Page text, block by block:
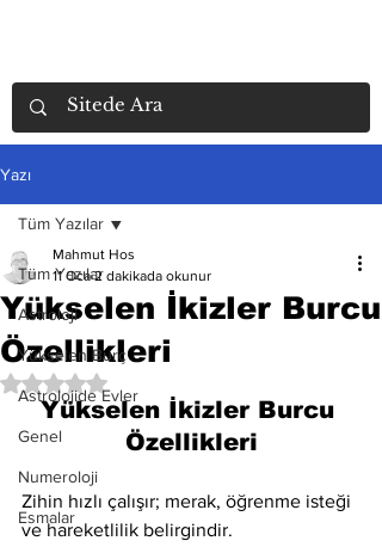
Yazı
Tüm Yazılar
Astroloji
Yükselen Burç
Astrolojide Evler
Genel
Numeroloji
Esmalar
Tüm Yazılar
Yükselen İkizler Burcu
Özellikleri
Mahmut Hos
11 Oca 2 dakikada okunur
5 üzerinden NaN yıldız
Yükselen İkizler Burcu
Özellikleri
Zihin hızlı çalışır; merak, öğrenme isteği
ve hareketlilik belirgindir.